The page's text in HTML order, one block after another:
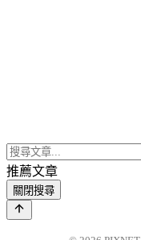
推薦文章
關閉搜尋